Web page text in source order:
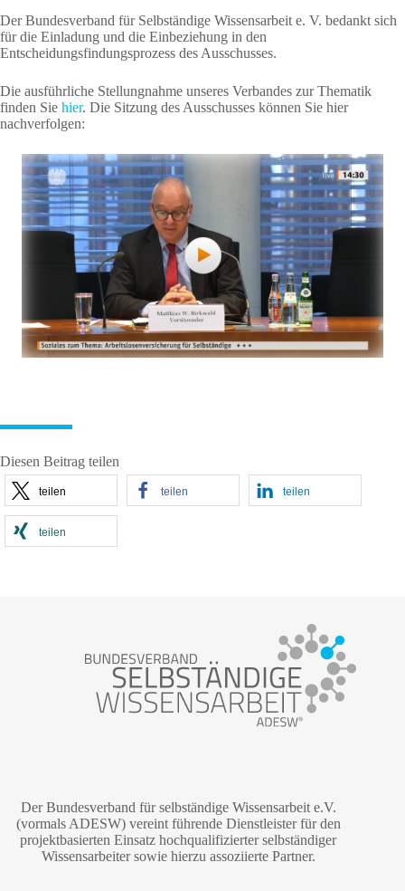
Der Bundesverband für Selbständige Wissensarbeit e. V. bedankt sich
für die Einladung und die Einbeziehung in den
Entscheidungsfindungsprozess des Ausschusses.
Die ausführliche Stellungnahme unseres Verbandes zur Thematik
finden Sie hier. Die Sitzung des Ausschusses können Sie hier
nachverfolgen:
Diesen Beitrag teilen
teilen teilen teilen
teilen
Der Bundesverband für selbständige Wissensarbeit e.V.
(vormals ADESW) vereint führende Dienstleister für den
projektbasierten Einsatz hochqualifizierter selbständiger
Wissensarbeiter sowie hierzu assoziierte Partner.